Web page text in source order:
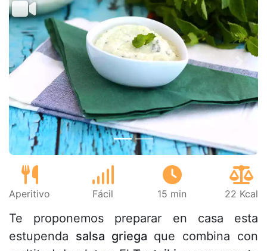
Anterior
Aperitivo Fácil 15 min 22 Kcal
Te proponemos preparar en casa esta
estupenda salsa griega que combina con